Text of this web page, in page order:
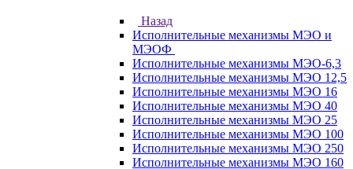
Назад
Исполнительные механизмы МЭО и
МЭОФ
Исполнительные механизмы МЭО-6,3
Исполнительные механизмы МЭО 12,5
Исполнительные механизмы МЭО 16
Исполнительные механизмы МЭО 40
Исполнительные механизмы МЭО 25
Исполнительные механизмы МЭО 100
Исполнительные механизмы МЭО 250
Исполнительные механизмы МЭО 160